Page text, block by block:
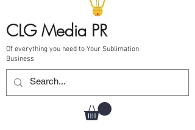
CLG Media PR
Of everything you need to Your Sublimation
Business